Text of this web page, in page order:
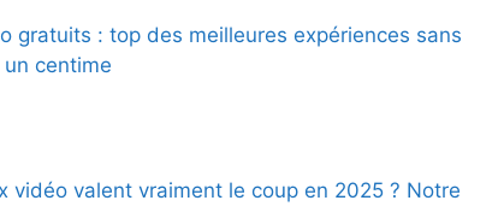
gratuits : top des meilleures expériences sans
centime
vidéo valent vraiment le coup en 2025 ? Notre